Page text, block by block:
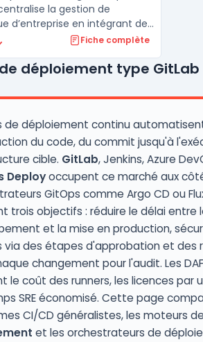
la gestion de
d’entreprise en intégrant des
gestion des terminaux, la
IT. Conçue pour
a ...
Fiche complète
déploiement type GitLab
de déploiement continu
du code, du commit jusqu'à
cible. GitLab, Jenkins, Azure
Deployoccupent ce marché aux
GitOps comme Argo CD ou
trois objectifs : réduire le délai entre
et la mise en production,
via des étapes d'approbation et des
changement pour l'audit. Les DAF
le coût des runners, les licences par
SRE économisé. Cette page
CI/CD généralistes, les moteurs
et les orchestrateurs de